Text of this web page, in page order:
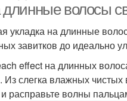
длинные волосы
укладка на длинные
завитков до идеально
effect на длинных
слегка влажных чистых
и расправьте волны